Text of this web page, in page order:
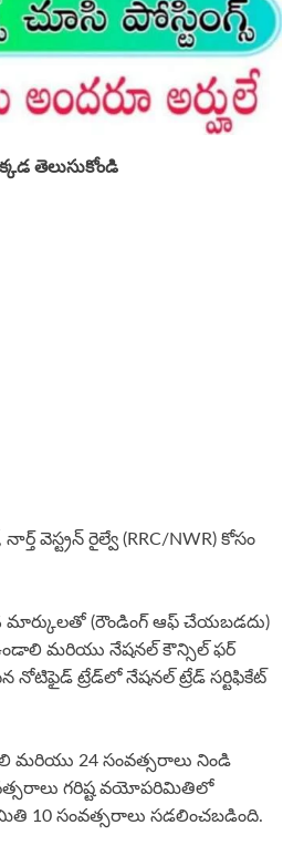
తెలుసుకోండి
వెస్ట్రన్ రైల్వే (RRC/NWR) కోసం
మార్కులతో (రౌండింగ్ ఆఫ్ చేయబడదు)
మరియు నేషనల్ కౌన్సిల్ ఫర్
నోటిఫైడ్ ట్రేడ్‌లో నేషనల్ ట్రేడ్ సర్టిఫికేట్
మరియు 24 సంవత్సరాలు నిండి
గరిష్ట వయోపరిమితిలో
10 సంవత్సరాలు సడలించబడింది.